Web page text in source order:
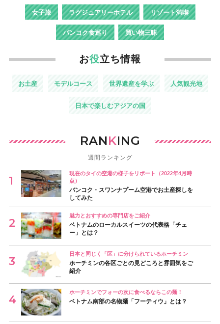
女子旅 ラグジュアリーホテル リゾート満喫
バンコク食巡り 買い物三昧
お役立ち情報
お土産 モデルコース 世界遺産を学ぶ 人気観光地
日本で楽しむアジアの国
RANKING
週間ランキング
現在のタイの空港の様子をリポート（2022年4月時
点）
バンコク・スワンナプーム空港でお土産探しを
してみた
魅力とおすすめの専門店をご紹介
ベトナムのローカルスイーツの代表格「チェ
ー」とは？
日本と同じく「区」に分けられているホーチミン
ホーチミンの各区ごとの見どころと雰囲気をご
紹介
ホーチミンでフォーの次に食べるならこの麺！
ベトナム南部の名物麺「フーティウ」とは？